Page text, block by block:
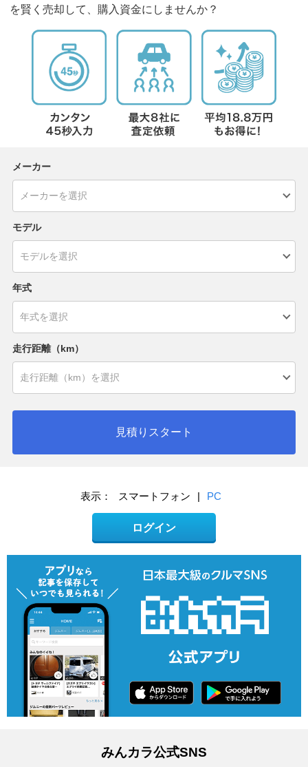
を賢く売却して、購入資金にしませんか？
メーカー
モデル
年式
走行距離（km）
見積りスタート
表示： スマートフォン | PC
ログイン
みんカラ公式SNS